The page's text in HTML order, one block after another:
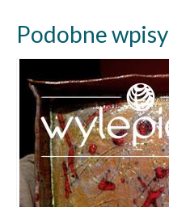
Podobne wpisy